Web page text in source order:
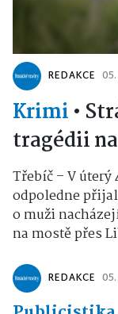
REDAKCE
Krimi •
tragédii
Třebíč – V
odpoledne
o muži
na mostě přes
REDAKCE